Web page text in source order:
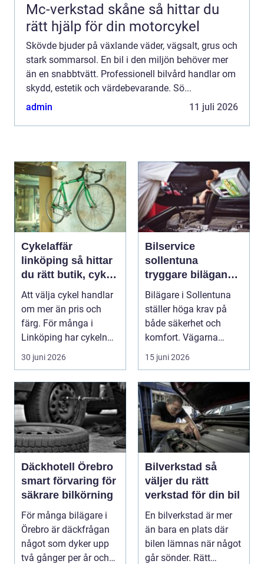
Mc-verkstad skåne så hittar du
rätt hjälp för din motorcykel
Skövde bjuder på växlande väder, vägsalt, grus och
stark sommarsol. En bil i den miljön behöver mer
än en snabbtvätt. Professionell bilvård handlar om
skydd, estetik och värdebevarande. Sö...
admin
11 juli 2026
Cykelaffär
linköping så hittar
du rätt butik, cykel
och service
Att välja cykel handlar
om mer än pris och
färg. För många i
Linköping har cykeln
blivit en viktig d...
30 juni 2026
Bilservice
sollentuna
tryggare bilägande
året runt
Bilägare i Sollentuna
ställer höga krav på
både säkerhet och
komfort. Vägarna
växlar mellan
motorväg...
15 juni 2026
Däckhotell Örebro
smart förvaring för
säkrare bilkörning
För många bilägare i
Örebro är däckfrågan
något som dyker upp
två gånger per år och
Bilverkstad så
väljer du rätt
verkstad för din bil
En bilverkstad är mer
än bara en plats där
bilen lämnas när något
går sönder. Rätt